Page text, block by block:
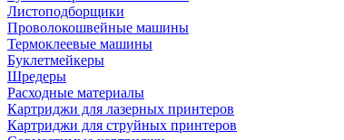
Листоподборщики
Проволокошвейные машины
Термоклеевые машины
Буклетмейкеры
Шредеры
Расходные материалы
Картриджи для лазерных принтеров
Картриджи для струйных принтеров